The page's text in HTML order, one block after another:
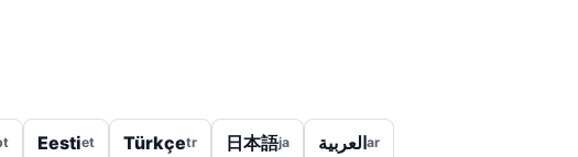
Eestiet Türkçetr 日本語ja العربيةar